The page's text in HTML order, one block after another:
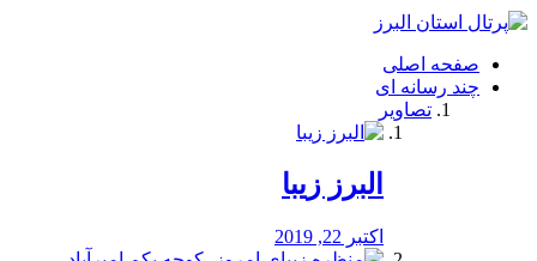
فصد
شرق
تهران
خشکشویی
صفحه اصلی
چند رسانه ای
تصاویر
البرز زیبا
اکتبر 22, 2019